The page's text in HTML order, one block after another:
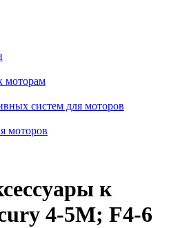
моторам
систем для моторов
моторов
к
4-5M; F4-6